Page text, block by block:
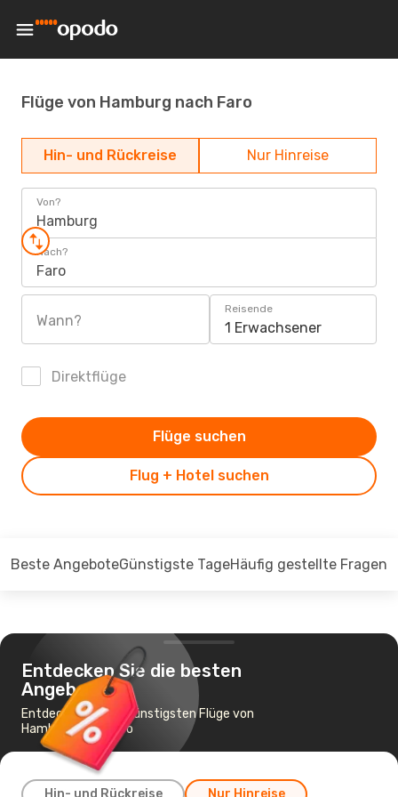
Flüge von Hamburg nach Faro
Hin- und Rückreise Nur Hinreise
Von?
Hamburg
Nach?
Faro
Wann?
Reisende
1 Erwachsener
Direktflüge
Flug + Hotel suchen
Flüge suchen
Beste AngeboteGünstigste TageHäufig gestellte Fragen
Entdecken Sie die besten
Angebote
Entdecken Sie die günstigsten Flüge von
Hamburg nach Faro
Hin- und Rückreise Nur Hinreise